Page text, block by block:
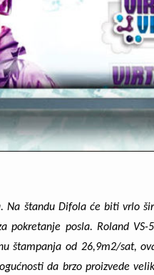
Na štandu Difola će biti vrlo
pokretanje posla. Roland VS-
štampanja od 26,9m2/sat,
da brzo proizvede